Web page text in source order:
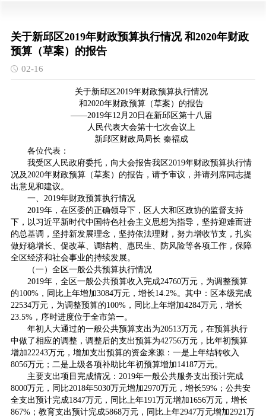
关于新邱区2019年财政预算执行情况 和2020年财政
预算（草案）的报告
02-16
关于新邱区2019年财政预算执行情况
和2020年财政预算（草案）的报告
——2019年12月20日在新邱区第十八届
人民代表大会第十七次会议上
新邱区财政局局长 秦福成
各位代表：
我受区人民政府委托，向大会报告我区2019年财政预算执行情
况及2020年财政预算（草案）的报告，请予审议，并请列席同志提
出意见和建议。
一、2019年财政预算执行情况
2019年，在区委的正确领导下，区人大和区政协的监督支持
下，以习近平新时代中国特色社会主义思想为指导，坚持迎难而进
的总基调，坚持新发展理念，坚持依法理财，努力增收节支，扎实
做好稳增长、促改革、调结构、惠民生、防风险等各项工作，保障
全区经济和社会事业的持续发展。
（一）全区一般公共预算执行情况
2019年，全区一般公共预算收入完成24760万元，为调整预算
的100%，同比上年增加3084万元，增长14.2%。其中：区本级完成
22534万元，为调整预算的100%，同比上年增加4284万元，增长
23.5%，序时进度位于全市第一。
年初人大通过的一般公共预算支出为20513万元，在预算执行
中做了相应的调整，调整后的支出预算为42756万元，比年初预算
增加22243万元，增加支出预算的资金来源：一是上年结转收入
8056万元；二是上级各项补助比年初预算增加14187万元。
主要支出项目完成情况：2019年一般公共服务支出预计完成
8000万元，同比2018年5030万元增加2970万元，增长59%；公共安
全支出预计完成1847万元，同比上年191万元增加1656万元，增长
867%；教育支出预计完成5868万元，同比上年2947万元增加2921万